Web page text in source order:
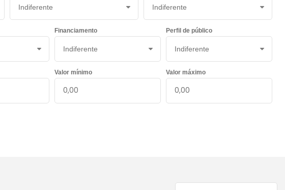
Financiamento Perfil de público
Valor mínimo Valor máximo
Ordenar por: